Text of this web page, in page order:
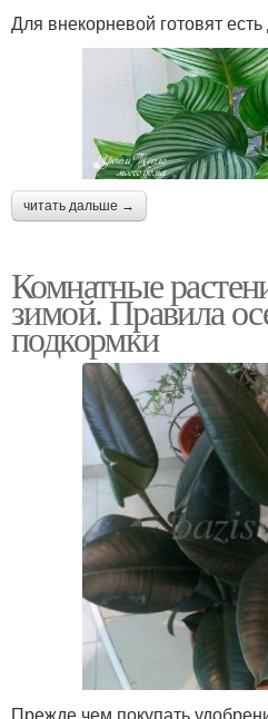
Для внекорневой готовят
читать дальше →
Комнатные
зимой. Правила
подкормки